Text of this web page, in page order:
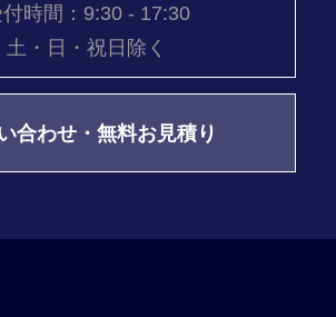
付時間：9:30 - 17:30
土・日・祝日除く
合わせ・無料お見積り